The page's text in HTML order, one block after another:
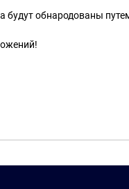
будут обнародованы